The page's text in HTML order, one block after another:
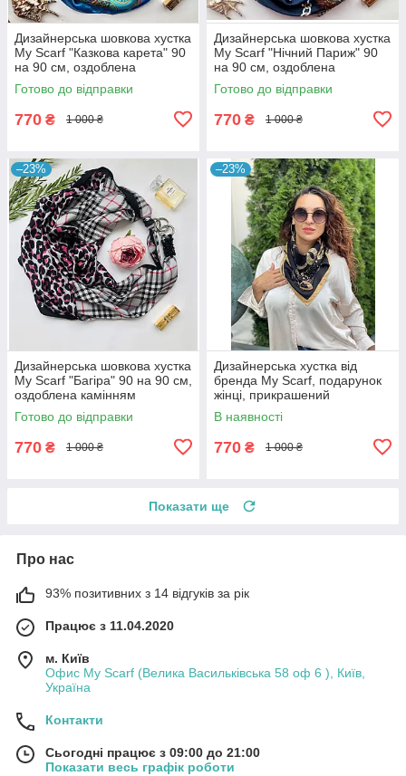
Дизайнерська шовкова хустка
My Scarf "Казкова карета" 90
на 90 см, оздоблена
камінням
Готово до відправки
770 ₴ 1 000 ₴
Дизайнерська шовкова хустка
My Scarf "Нічний Париж" 90
на 90 см, оздоблена
камінням
Готово до відправки
770 ₴ 1 000 ₴
–23%
Дизайнерська шовкова хустка
My Scarf "Багіра" 90 на 90 см,
оздоблена камінням
Готово до відправки
770 ₴ 1 000 ₴
–23%
Дизайнерська хустка від
бренда My Scarf, подарунок
жінці, прикрашений
натуральним аметистом
В наявності
770 ₴ 1 000 ₴
Показати ще
Про нас
93% позитивних з 14 відгуків за рік
Працює з 11.04.2020
м. Київ
Офис My Scarf (Велика Васильківська 58 оф 6 ), Київ,
Україна
Контакти
Сьогодні працює з 09:00 до 21:00
Показати весь графік роботи